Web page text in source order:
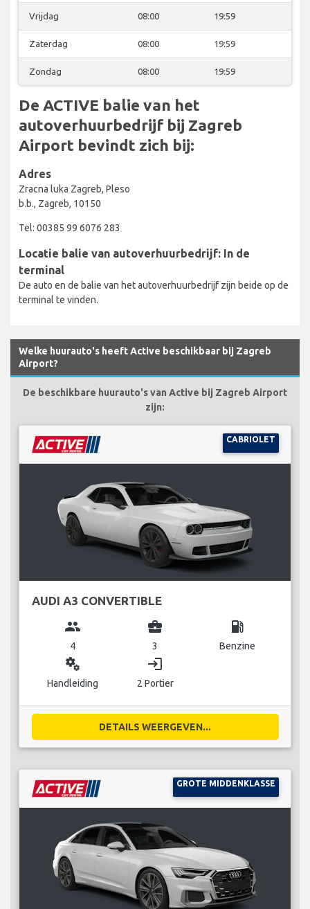
Vrijdag 08:00 19:59
Zaterdag 08:00 19:59
Zondag 08:00 19:59
De ACTIVE balie van het
autoverhuurbedrijf bij Zagreb
Airport bevindt zich bij:
Adres
Zracna luka Zagreb, Pleso
b.b., Zagreb, 10150
Tel: 00385 99 6076 283
Locatie balie van autoverhuurbedrijf: In de
terminal
De auto en de balie van het autoverhuurbedrijf zijn beide op de
terminal te vinden.
Welke huurauto's heeft Active beschikbaar bij Zagreb
Airport?
De beschikbare huurauto's van Active bij Zagreb Airport
zijn:
CABRIOLET
AUDI A3 CONVERTIBLE
group
4
business_center
3
local_gas_station
Benzine
miscellaneous_services
Handleiding
login
2 Portier
DETAILS WEERGEVEN...
GROTE MIDDENKLASSE